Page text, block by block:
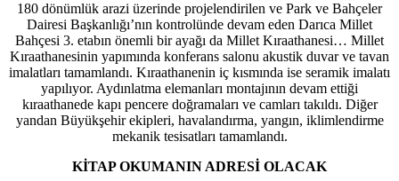
180 dönümlük arazi üzerinde projelendirilen ve Park ve Bahçeler
Dairesi Başkanlığı’nın kontrolünde devam eden Darıca Millet
Bahçesi 3. etabın önemli bir ayağı da Millet Kıraathanesi… Millet
Kıraathanesinin yapımında konferans salonu akustik duvar ve tavan
imalatları tamamlandı. Kıraathanenin iç kısmında ise seramik imalatı
yapılıyor. Aydınlatma elemanları montajının devam ettiği
kıraathanede kapı pencere doğramaları ve camları takıldı. Diğer
yandan Büyükşehir ekipleri, havalandırma, yangın, iklimlendirme
mekanik tesisatları tamamlandı.
KİTAP OKUMANIN ADRESİ OLACAK